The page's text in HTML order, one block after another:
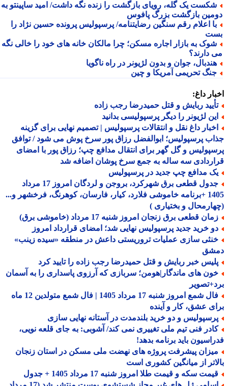
یک گله، رویای بازگشت را زنده نگه داشت/ امید ساپینتو به
بازگشت بزرگ پافوس
اعلام رقم سنگین رضایتنامه/ پرسپولیس پرونده حسین نژاد را
به بازار اجاره مسکن؛ چرا مالکان خانه های خود را خالی نگه
دارند؟
جوان و بدون لژیونر در راه ناگویا
تحریمی آمریکا و چین
داغ:
ربایش و قتل حمیدرضا رجب زاده
لژیونر را دیگر پرسپولیسی بدانید
داغ نقل و انتقالات پرسپولیس | تصمیم نهایی برای گزینه
پرسپولیس؛ ابوالفضل رزاق پور سرخ پوش می شود / توافق
و گل گهر برای انتقال مدافع چپ؛ رزاق پور با امضای
سه ساله به جمع سرخ پوشان اضافه شد
مدافع چپ جدید در پرسپولیس
جدول قطعی برق شهرکرد، بروجن و لردگان امروز 17 مرداد
1405 +برنامه خاموشی فلارد، کیار، فارسان، کوهرنگ، فرخشهر و...
و بختیاری )
قطعی برق زنجان امروز شنبه 17 مرداد (خاموشی برق)
خرید جدید پرسپولیس نهایی شد؛ امضای قرارداد امروز
سازی عملیات تروریستی داعش در منطقه «سیده زینب»
خبر ربایش و قتل حمیدرضا رجب زاده را تایید کرد
های ماندگار|هومن؛ سربازی که آرزوی پاسداری را به آسمان
فال شمع امروز شنبه 17 مرداد 1405 | فال شمع متولدین 12 ماه
عشق، کار و آینده
و دو خرید بلندمدت در آستانه نهایی سازی
فنی تیم ملی تغییری نمی کند/ آشوبی: به جای قلعه نویی،
باید برنامه بدهد!
پیشرفت پروژه های نهضت ملی مسکن در استان زنجان
از میانگین کشوری است
سکه و قیمت طلا امروز شنبه 17 مرداد 1405 + جدول